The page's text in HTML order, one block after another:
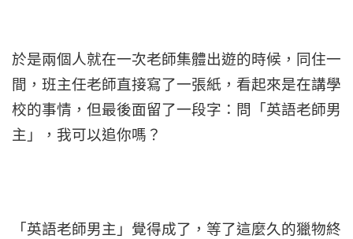
於是兩個人就在一次老師集體出遊的時候，同住一
間，班主任老師直接寫了一張紙，看起來是在講學
校的事情，但最後面留了一段字：問「英語老師男
主」，我可以追你嗎？
「英語老師男主」覺得成了，等了這麼久的獵物終